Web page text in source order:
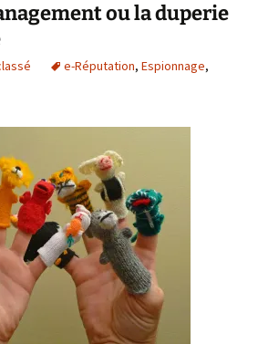
ou la duperie
e-Réputation, Espionnage,